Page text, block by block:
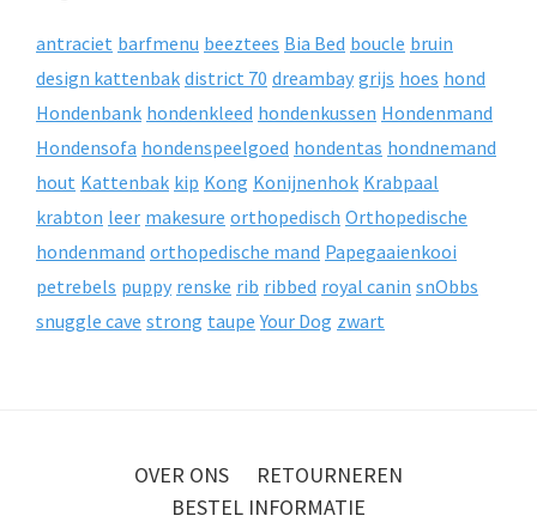
antraciet barfmenu beeztees Bia Bed boucle bruin
design kattenbak district 70 dreambay grijs hoes hond
Hondenbank hondenkleed hondenkussen Hondenmand
Hondensofa hondenspeelgoed hondentas hondnemand
hout Kattenbak kip Kong Konijnenhok Krabpaal
krabton leer makesure orthopedisch Orthopedische
hondenmand orthopedische mand Papegaaienkooi
petrebels puppy renske rib ribbed royal canin snObbs
snuggle cave strong taupe Your Dog zwart
OVER ONS
RETOURNEREN
BESTEL INFORMATIE